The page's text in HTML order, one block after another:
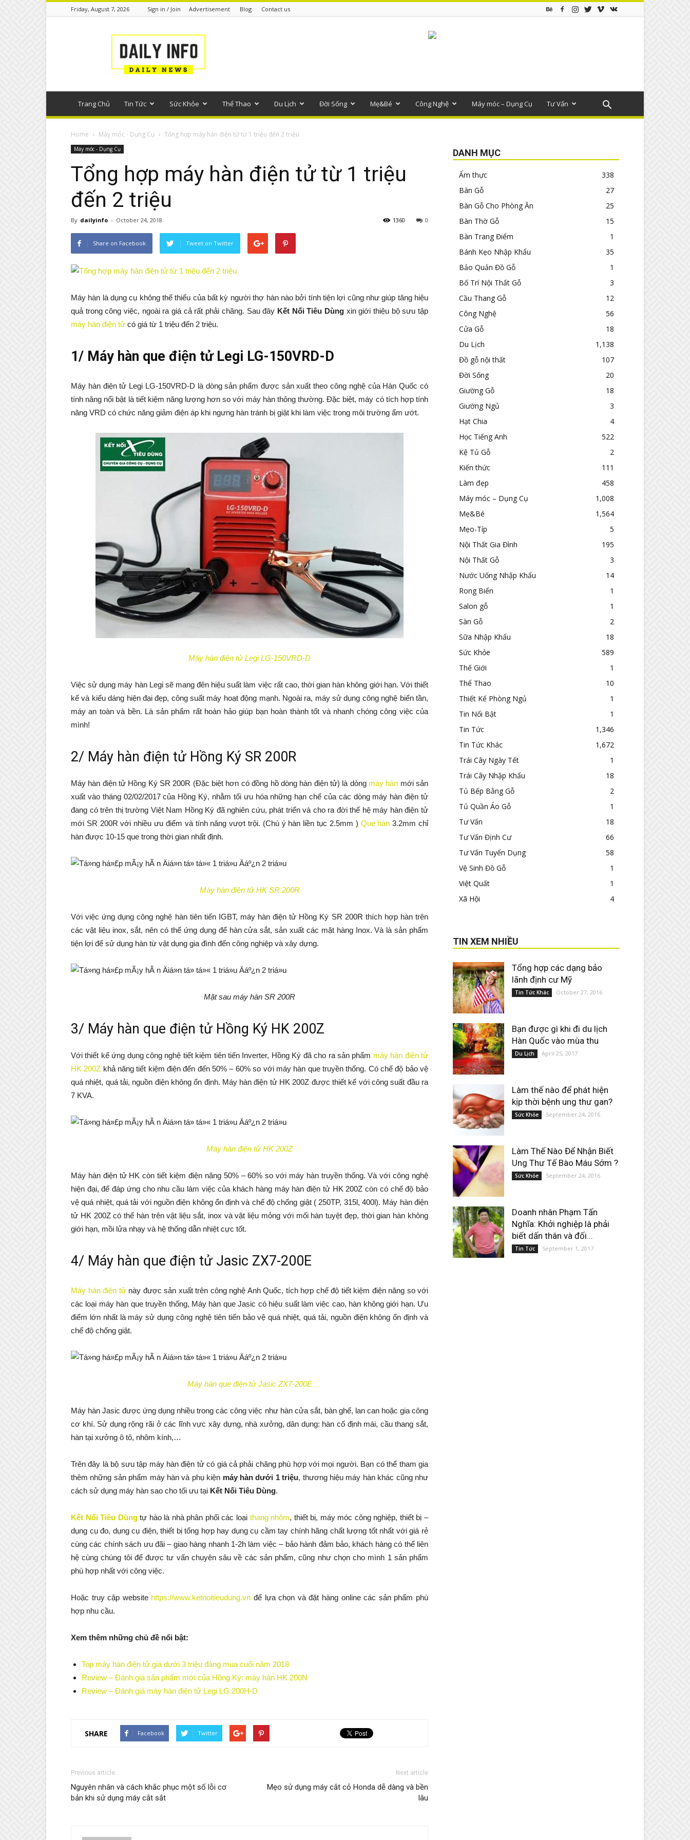
Friday, August 7, 2026 Sign in / Join Advertisement Blog Contact us
thông
Trang Chủ Tin Tức Sức Khỏe Thể Thao Du Lịch Đời Sống Mẹ&Bé Công Nghệ Máy móc – Dụng Cụ Tư Vấn
Home Máy móc - Dụng Cụ Tổng hợp máy hàn điện tử từ 1 triệu đến 2 triệu
Máy móc - Dụng Cụ
Tổng hợp máy hàn điện tử từ 1 triệu
đến 2 triệu
By dailyinfo - October 24, 2018 0
1360
Share on Facebook Tweet on Twitter
Máy hàn là dụng cụ không thể thiếu của bất kỳ người thợ hàn nào bởi tính tiện lợi cũng như giúp tăng hiệu
quả trong công việc, ngoài ra giá cả rất phải chăng. Sau đây Kết Nối Tiêu Dùngxin giới thiệu bộ sưu tập
máy hàn điện tử có giá từ 1 triệu đến 2 triệu.
1/ Máy hàn que điện tử Legi LG-150VRD-D
Máy hàn điện tử Legi LG-150VRD-D là dòng sản phẩm được sản xuất theo công nghệ của Hàn Quốc có
tính năng nổi bật là tiết kiệm năng lượng hơn so với máy hàn thông thường. Đặc biệt, máy có tích hợp tính
năng VRD có chức năng giảm điện áp khi ngưng hàn tránh bị giật khi làm việc trong môi trường ẩm ướt.
Máy hàn điện tử Legi LG-150VRD-D
Việc sử dụng máy hàn Legi sẽ mang đên hiệu suất làm việc rất cao, thời gian hàn không giới hạn. Với thiết
kế và kiểu dáng hiện đại đẹp, công suất máy hoạt động mạnh. Ngoài ra, máy sử dụng công nghệ biến tần,
máy an toàn và bền. Là sản phẩm rất hoàn hảo giúp bạn hoàn thành tốt và nhanh chóng công việc của
mình!
2/ Máy hàn điện tử Hồng Ký SR 200R
Máy hàn điện tử Hồng Ký SR 200R (Đặc biệt hơn có đồng hồ dòng hàn điện tử) là dòng máy hàn mới sản
xuất vào tháng 02/02/2017 của Hồng Ký, nhằm tối ưu hóa những hạn chế của các dòng máy hàn điện tử
đang có trên thị trường Việt Nam Hồng Ký đã nghiên cứu, phát triển và cho ra đời thế hệ máy hàn điện tử
mới SR 200R với nhiều ưu điểm và tính năng vượt trội. (Chú ý hàn liền tục 2.5mm ) Que hàn3.2mm chỉ
hàn được 10-15 que trong thời gian nhất định.
Máy hàn điện tử HK SR 200R
Với việc ứng dụng công nghệ hàn tiên tiến IGBT, máy hàn điện tử Hồng Ký SR 200R thích hợp hàn trên
các vật liệu inox, sắt, nên có thể ứng dụng để hàn cửa sắt, sản xuất các mặt hàng Inox. Và là sản phẩm
tiện lợi để sử dụng hàn từ vật dụng gia đình đến công nghiệp và xây dựng.
Mặt sau máy hàn SR 200R
3/ Máy hàn que điện tử Hồng Ký HK 200Z
Với thiết kế ứng dụng công nghệ tiết kiệm tiên tiến Inverter, Hồng Ký đã cho ra sản phẩm máy hàn điện tử
HK 200Z khả năng tiết kiệm điện đến đến 50% – 60% so với máy hàn que truyền thống. Có chế độ bảo vệ
quá nhiệt, quá tải, nguồn điện không ổn định. Máy hàn điện tử HK 200Z được thiết kế với công suất đầu ra
7 KVA.
Máy hàn điện tử HK 200Z
Máy hàn điện tử HK còn tiết kiệm điện năng 50% – 60% so với máy hàn truyền thống. Và với công nghệ
hiện đại, để đáp ứng cho nhu cầu làm việc của khách hàng máy hàn điện tử HK 200Z còn có chế độ bảo
vệ quá nhiệt, quá tải với nguồn điện không ổn định và chế độ chống giật ( 250TP, 315l, 400l). Máy hàn điện
tử HK 200Z có thể hàn trên vật liệu sắt, inox và vật liệu mỏng với mối hàn tuyệt đẹp, thời gian hàn không
giới hạn, mồi lửa nhạy và hệ thống dẫn nhiệt cực tốt.
4/ Máy hàn que điện tử Jasic ZX7-200E
Máy hàn điện tửnày được sản xuất trên công nghệ Anh Quốc, tích hợp chế độ tiết kiệm điện năng so với
các loại máy hàn que truyền thống, Máy hàn que Jasic có hiệu suất làm việc cao, hàn không giới hạn. Ưu
điểm lớn nhất là máy sử dụng công nghệ tiên tiến bảo vệ quá nhiệt, quá tải, nguồn điện không ổn định và
chế độ chống giật.
Máy hàn que điện tử Jasic ZX7-200E
Máy hàn Jasic được ứng dụng nhiều trong các công việc như hàn cửa sắt, bàn ghế, lan can hoặc gia công
cơ khí. Sử dụng rộng rãi ở các lĩnh vực xây dựng, nhà xưởng, dân dụng: hàn cố định mái, cầu thang sắt,
hàn tại xưởng ô tô, nhôm kính,…
Trên đây là bộ sưu tập máy hàn điện tử có giá cả phải chăng phù hợp với mọi người. Bạn có thể tham gia
thêm những sản phẩm máy hàn và phụ kiện máy hàn dưới 1 triệu, thương hiệu máy hàn khác cũng như
cách sử dụng máy hàn sao cho tối ưu tại Kết Nối Tiêu Dùng.
Kết Nối Tiêu Dùngtự hào là nhà phân phối các loại thang nhôm, thiết bị, máy móc công nghiệp, thiết bị –
dụng cụ đo, dụng cụ điện, thiết bị tổng hợp hay dụng cụ cầm tay chính hãng chất lượng tốt nhất với giá rẻ
cùng các chính sách ưu đãi – giao hàng nhanh 1-2h làm việc – bảo hành đảm bảo, khách hàng có thể liên
hệ cùng chúng tôi để được tư vấn chuyên sâu về các sản phẩm, cũng như chọn cho mình 1 sản phẩm
phù hợp nhất với công việc.
Hoặc truy cập website https://www.ketnoitieudung.vn để lựa chọn và đặt hàng online các sản phẩm phù
hợp nhu cầu.
Xem thêm những chủ đề nổi bật:
Top máy hàn điện tử giá dưới 3 triệu đáng mua cuối năm 2018
Review – Đánh giá sản phẩm mới của Hồng Ký: máy hàn HK 200N
Review – Đánh giá máy hàn điện tử Legi LG 200H-D
SHARE Facebook Twitter
Previous article
Nguyên nhân và cách khắc phục một số lỗi cơ
bản khi sử dụng máy cắt sắt
Next article
Mẹo sử dụng máy cắt cỏ Honda dễ dàng và bền
lâu
DANH MỤC
Ẩm thực
338
Bàn Gỗ
27
Bàn Gỗ Cho Phòng Ăn
25
Bàn Thờ Gỗ
15
Bàn Trang Điểm
1
Bánh Kẹo Nhập Khẩu
35
Bảo Quản Đồ Gỗ
1
Bố Trí Nội Thất Gỗ
3
Cầu Thang Gỗ
12
Công Nghệ
56
Cửa Gỗ
18
Du Lịch
1,138
Đồ gỗ nội thất
107
Đời Sống
20
Giường Gỗ
18
Giường Ngủ
3
Hạt Chia
4
Học Tiếng Anh
522
Kệ Tủ Gỗ
2
Kiến thức
111
Làm đẹp
458
Máy móc – Dụng Cụ
1,008
Mẹ&Bé
1,564
Mẹo-Típ
5
Nội Thất Gia Đình
195
Nội Thất Gỗ
3
Nước Uống Nhập Khẩu
14
Rong Biển
1
Salon gỗ
1
Sàn Gỗ
2
Sữa Nhập Khẩu
18
Sức Khỏe
589
Thế Giới
1
Thể Thao
10
Thiết Kế Phòng Ngủ
1
Tin Nổi Bật
1
Tin Tức
1,346
Tin Tức Khác
1,672
Trái Cây Ngày Tết
1
Trái Cây Nhập Khẩu
18
Tủ Bếp Bằng Gỗ
2
Tủ Quần Áo Gỗ
1
Tư Vấn
18
Tư Vấn Định Cư
66
Tư Vấn Tuyển Dụng
58
Vệ Sinh Đồ Gỗ
1
Việt Quất
1
Xã Hội
4
TIN XEM NHIỀU
Tổng hợp các dạng bảo
lãnh định cư Mỹ
Tin Tức Khác October 27, 2016
Bạn được gì khi đi du lịch
Hàn Quốc vào mùa thu
Du Lịch April 25, 2017
Làm thế nào để phát hiện
kịp thời bệnh ung thư gan?
Sức Khỏe September 24, 2016
Làm Thế Nào Để Nhận Biết
Ung Thư Tế Bào Máu Sớm ?
Sức Khỏe September 24, 2016
Doanh nhân Phạm Tấn
Nghĩa: Khởi nghiệp là phải
biết dấn thân và đối...
Tin Tức September 1, 2017